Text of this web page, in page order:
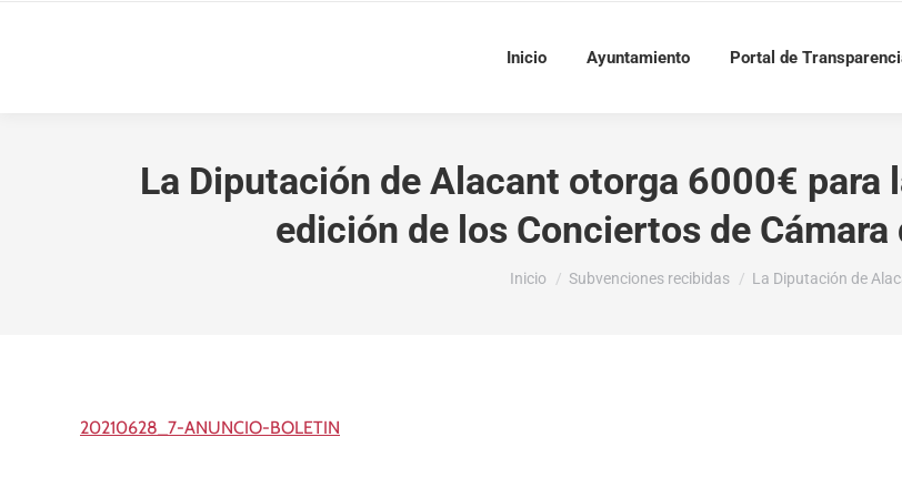
Inicio Ayuntamiento Portal de
La Diputación de Alacant otorga 6000€ para
edición de los Conciertos de Cámara
Estás aquí:
Inicio Subvenciones recibidas La Diputación de
20210628_7-ANUNCIO-BOLETIN